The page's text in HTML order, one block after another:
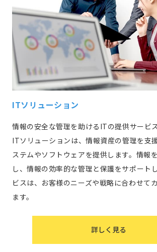
ITソリューション
情報の安全な管理を助けるITの提供サービス
ITソリューションは、情報資産の管理を支
ステムやソフトウェアを提供します。情報
し、情報の効率的な管理と保護をサポート
ビスは、お客様のニーズや戦略に合わせて
ます。
詳しく見る